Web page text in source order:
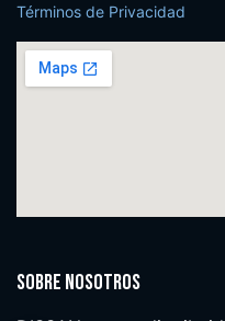
Términos de Privacidad
Sobre nosotros